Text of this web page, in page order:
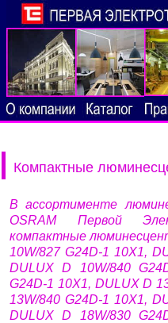
Компактные
В ассортименте
OSRAM Первой
компактные
10W/827 G24D-1 10X1,
DULUX D 10W/840
G24D-1 10X1, DULUX D
13W/840 G24D-1 10X1,
DULUX D 18W/830